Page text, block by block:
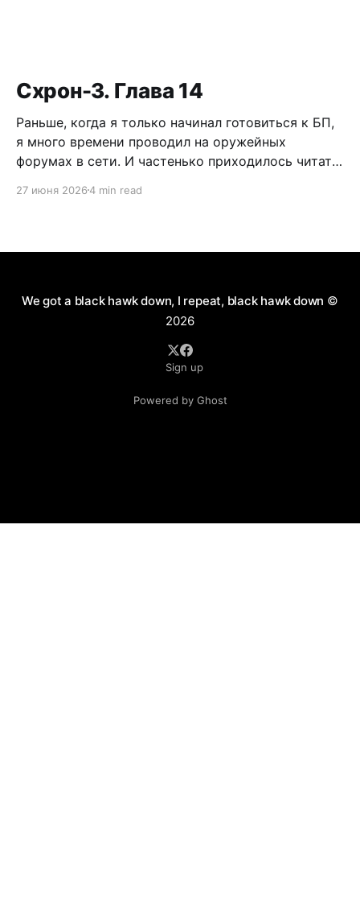
Схрон-3. Глава 14
Раньше, когда я только начинал готовиться к БП,
я много времени проводил на оружейных
форумах в сети. И частенько приходилось читать
короткоствола и нужно ли это в России. Как
поводу разрешения пистолетов
27 июня 20264 min read
We got a black hawk down, I repeat, black hawk down ©
2026
Sign up
Powered by Ghost